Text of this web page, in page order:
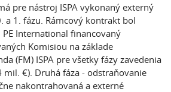
pre nástroj ISPA vykonaný externý
a 1. fázu. Rámcový kontrakt bol
International financovaný
Komisiou na základe
(FM) ISPA pre všetky fázy zavedenia
mil. €). Druhá fáza - odstraňovanie
nakontrahovaná a externé